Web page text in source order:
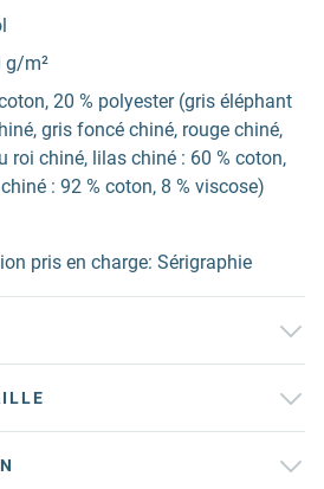
g/m²
20 % polyester (gris éléphant
gris foncé chiné, rouge chiné,
roi chiné, lilas chiné : 60 % coton,
: 92 % coton, 8 % viscose)
pris en charge: Sérigraphie